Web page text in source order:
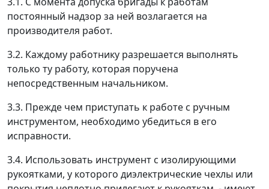
постоянный надзор за ней возлагается на
производителя работ.
3.2. Каждому работнику разрешается выполнять
только ту работу, которая поручена
непосредственным начальником.
3.3. Прежде чем приступать к работе с ручным
инструментом, необходимо убедиться в его
исправности.
3.4. Использовать инструмент с изолирующими
рукоятками, у которого диэлектрические чехлы или